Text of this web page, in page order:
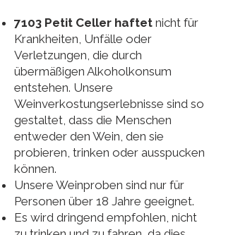
7103 Petit Celler haftet nicht für
Krankheiten, Unfälle oder
Verletzungen, die durch
übermäßigen Alkoholkonsum
entstehen. Unsere
Weinverkostungserlebnisse sind so
gestaltet, dass die Menschen
entweder den Wein, den sie
probieren, trinken oder ausspucken
können.
Unsere Weinproben sind nur für
Personen über 18 Jahre geeignet.
Es wird dringend empfohlen, nicht